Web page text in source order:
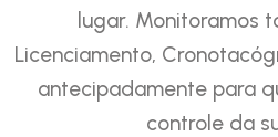
lugar. Monitoramos
Licenciamento,
antecipadamente para
controle da